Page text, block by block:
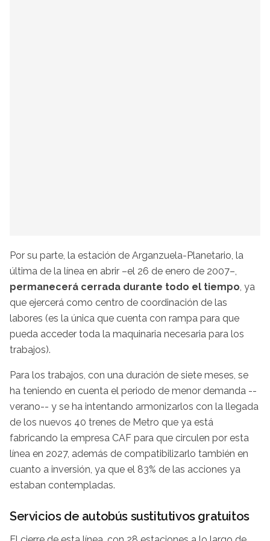
Por su parte, la estación de Arganzuela-Planetario, la
última de la línea en abrir –el 26 de enero de 2007–,
permanecerá cerrada durante todo el tiempo, ya
que ejercerá como centro de coordinación de las
labores (es la única que cuenta con rampa para que
pueda acceder toda la maquinaria necesaria para los
trabajos).
Para los trabajos, con una duración de siete meses, se
ha teniendo en cuenta el periodo de menor demanda --
verano-- y se ha intentando armonizarlos con la llegada
de los nuevos 40 trenes de Metro que ya está
fabricando la empresa CAF para que circulen por esta
línea en 2027, además de compatibilizarlo también en
cuanto a inversión, ya que el 83% de las acciones ya
estaban contempladas.
Servicios de autobús sustitutivos gratuitos